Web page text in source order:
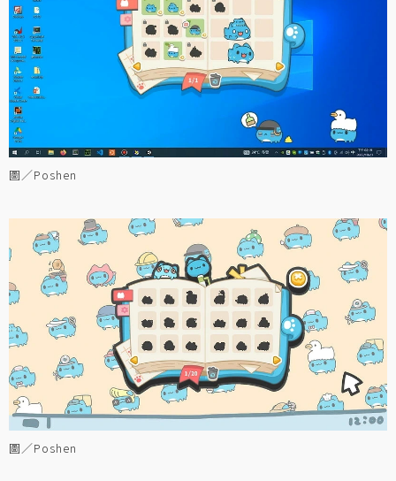
圖／Poshen
圖／Poshen